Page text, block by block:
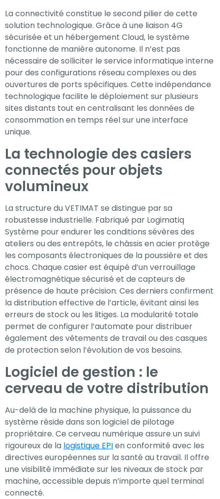
La connectivité constitue le second pilier de cette
solution technologique. Grâce à une liaison 4G
sécurisée et un hébergement Cloud, le système
fonctionne de manière autonome. Il n’est pas
nécessaire de solliciter le service informatique interne
pour des configurations réseau complexes ou des
ouvertures de ports spécifiques. Cette indépendance
technologique facilite le déploiement sur plusieurs
sites distants tout en centralisant les données de
consommation en temps réel sur une interface
unique.
La technologie des casiers
connectés pour objets
volumineux
La structure du VETIMAT se distingue par sa
robustesse industrielle. Fabriqué par Logimatiq
Système pour endurer les conditions sévères des
ateliers ou des entrepôts, le châssis en acier protège
les composants électroniques de la poussière et des
chocs. Chaque casier est équipé d’un verrouillage
électromagnétique sécurisé et de capteurs de
présence de haute précision. Ces derniers confirment
la distribution effective de l’article, évitant ainsi les
erreurs de stock ou les litiges. La modularité totale
permet de configurer l’automate pour distribuer
également des vêtements de travail ou des casques
de protection selon l’évolution de vos besoins.
Logiciel de gestion : le
cerveau de votre distribution
Au-delà de la machine physique, la puissance du
système réside dans son logiciel de pilotage
propriétaire. Ce cerveau numérique assure un suivi
rigoureux de la logistique EPIen conformité avec les
directives européennes sur la santé au travail. Il offre
une visibilité immédiate sur les niveaux de stock par
machine, accessible depuis n’importe quel terminal
connecté.